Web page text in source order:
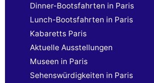
Dinner-Bootsfahrten in Paris
Lunch-Bootsfahrten in Paris
Kabaretts Paris
Aktuelle Ausstellungen
Museen in Paris
Sehenswürdigkeiten in Paris